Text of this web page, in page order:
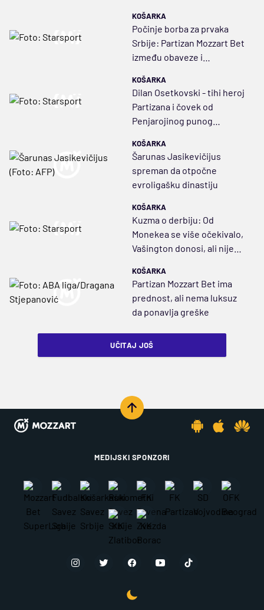
KOŠARKA
Počinje borba za prvaka
Srbije: Partizan Mozzart Bet
između obaveze i
KOŠARKA
Dilan Osetkovski - tihi heroj
Partizana i čovek od
Penjarojinog punog
KOŠARKA
Šarunas Jasikevičijus
spreman da otpočne
evroligašku dinastiju
KOŠARKA
Kuzma o derbiju: Od
Monekea se više očekivalo,
Vašington donosi, ali nije
KOŠARKA
Partizan Mozzart Bet ima
prednost, ali nema luksuz
da ponavlja greške
UČITAJ JOŠ
MEDIJSKI SPONZORI